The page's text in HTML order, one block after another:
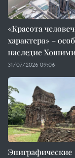
«Красота
характера» –
наследие
31/07/2026 09:06
Эпиграфические